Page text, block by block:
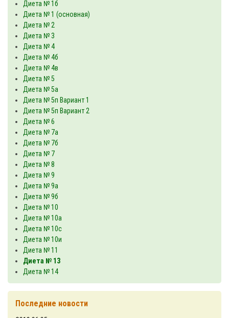
Диета № 1б
Диета № 1 (основная)
Диета № 2
Диета № 3
Диета № 4
Диета № 4б
Диета № 4в
Диета № 5
Диета № 5а
Диета № 5п Вариант 1
Диета № 5п Вариант 2
Диета № 6
Диета № 7а
Диета № 7б
Диета № 7
Диета № 8
Диета № 9
Диета № 9а
Диета № 9б
Диета № 10
Диета № 10а
Диета № 10с
Диета № 10и
Диета № 11
Диета № 13
Диета № 14
Последние новости